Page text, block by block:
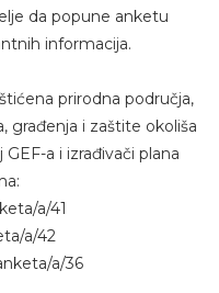
da popune anketu
informacija.
prirodna područja,
građenja i zaštite okoliša
a i izrađivači plana
a/41
a/42
a/36